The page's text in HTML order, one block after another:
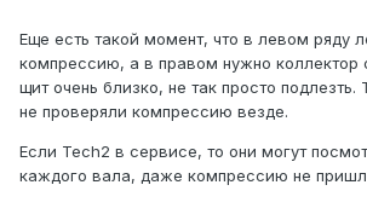
Еще есть такой момент, что в левом ряду
компрессию, а в правом нужно коллектор
щит очень близко, не так просто подлезть.
не проверяли компрессию везде.
Если Tech2 в сервисе, то они могут
каждого вала, даже компрессию не